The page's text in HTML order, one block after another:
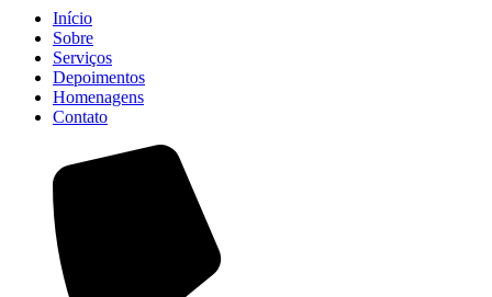
Início
Sobre
Serviços
Depoimentos
Homenagens
Contato